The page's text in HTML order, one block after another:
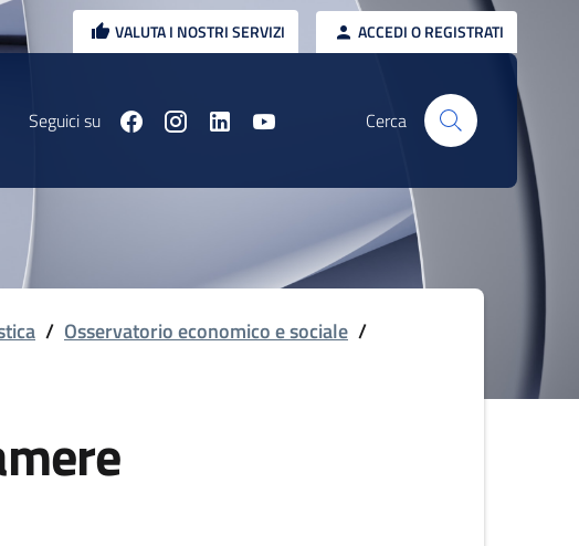
VALUTA I NOSTRI SERVIZI ACCEDI O REGISTRATI
Seguici su Cerca
/ Osservatorio economico e sociale /